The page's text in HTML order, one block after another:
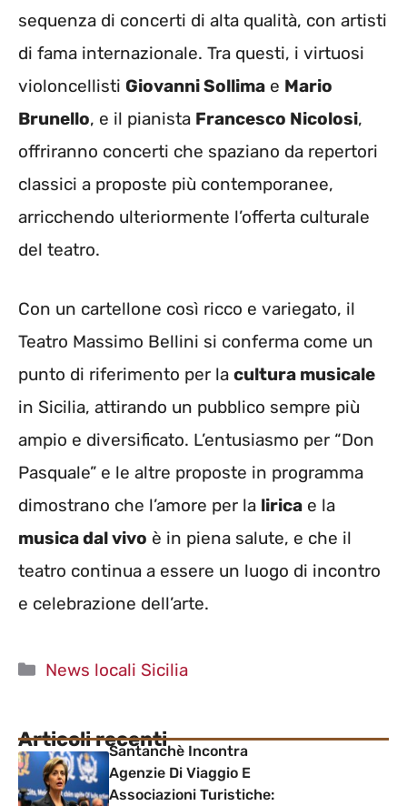
sequenza di concerti di alta qualità, con artisti
di fama internazionale. Tra questi, i virtuosi
violoncellisti Giovanni Sollima e Mario
Brunello, e il pianista Francesco Nicolosi,
offriranno concerti che spaziano da repertori
classici a proposte più contemporanee,
arricchendo ulteriormente l’offerta culturale
del teatro.
Con un cartellone così ricco e variegato, il
Teatro Massimo Bellini si conferma come un
punto di riferimento per la cultura musicale
in Sicilia, attirando un pubblico sempre più
ampio e diversificato. L’entusiasmo per “Don
Pasquale” e le altre proposte in programma
dimostrano che l’amore per la lirica e la
musica dal vivo è in piena salute, e che il
teatro continua a essere un luogo di incontro
e celebrazione dell’arte.
Categorie
News locali Sicilia
Articoli recentiSantanchè Incontra
Agenzie Di Viaggio E
Associazioni Turistiche: